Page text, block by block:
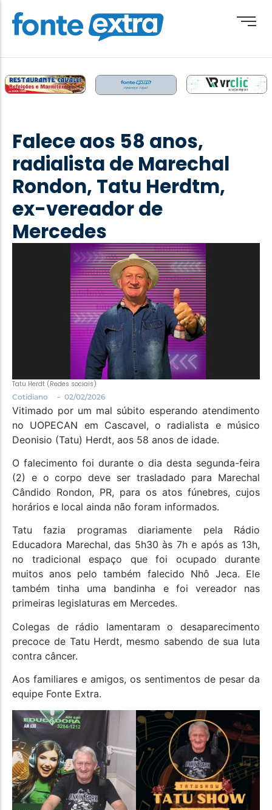
Destaque
Esporte
Geral
Obituário
Paraguai
Santa Helena e Região
Saúde e Bem-Estar
Falece aos 58 anos,
radialista de Marechal
Rondon, Tatu Herdtm,
ex-vereador de
Mercedes
Tatu Herdt (Redes sociais)
Cotidiano
- 02/02/2026
Vitimado por um mal súbito esperando atendimento
no UOPECAN em Cascavel, o radialista e músico
Deonisio (Tatu) Herdt, aos 58 anos de idade.
O falecimento foi durante o dia desta segunda-feira
(2) e o corpo deve ser trasladado para Marechal
Cândido Rondon, PR, para os atos fúnebres, cujos
horários e local ainda não foram informados.
Tatu fazia programas diariamente pela Rádio
Educadora Marechal, das 5h30 às 7h e após as 13h,
no tradicional espaço que foi ocupado durante
muitos anos pelo também falecido Nhô Jeca. Ele
também tinha uma bandinha e foi vereador nas
primeiras legislaturas em Mercedes.
Colegas de rádio lamentaram o desaparecimento
precoce de Tatu Herdt, mesmo sabendo de sua luta
contra câncer.
Aos familiares e amigos, os sentimentos de pesar da
equipe Fonte Extra.